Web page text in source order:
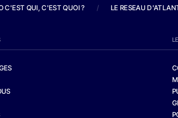
C'EST QUI, C'EST QUOI ? / LE RESEAU